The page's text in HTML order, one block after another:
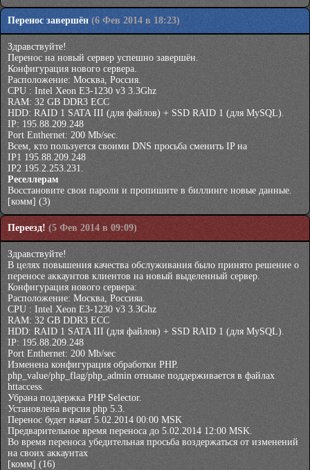
Перенос завершён (6 Фев 2014 в 18:23)
Здравствуйте!
Перенос на новый сервер успешно завершён.
Конфигурация нового сервера.
Расположение: Москва, Россия.
CPU : Intel Xeon E3-1230 v3 3.3Ghz
RAM: 32 GB DDR3 ECC
HDD: RAID 1 SATA III (для файлов) + SSD RAID 1 (для MySQL).
IP: 195.88.209.248
Port Enthernet: 200 Mb/sec.
Всем, кто пользуется своими DNS просьба сменить IP на
IP1 195.88.209.248
IP2 195.2.253.231.
Реселлерам
Восстановите свои пароли и пропишите в биллинге новые данные.
[комм] (3)
Переезд! (5 Фев 2014 в 09:09)
Здравствуйте!
В целях повышения качества обслуживания было принято решение о
переносе аккаунтов клиентов на новый выделенный сервер.
Конфигурация нового сервера:
Расположение: Москва, Россияа.
CPU : Intel Xeon E3-1230 v3 3.3Ghz
RAM: 32 GB DDR3 ECC
HDD: RAID 1 SATA III (для файлов) + SSD RAID 1 (для MySQL).
IP: 195.88.209.248
Port Enthernet: 200 Mb/sec
Изменена конфигурация обработки PHP.
php_value/php_flag/php_admin отныне поддерживается в файлах
httaccess.
Убрана поддержка PHP Selector.
Установлена версия php 5.3.
Перенос будет начат 5.02.2014 00:00 MSK
Предварительное время переноса до 5.02.2014 12:00 MSK.
Во время переноса убедительная просьба воздержаться от изменений
на своих аккаунтах
[комм] (16)